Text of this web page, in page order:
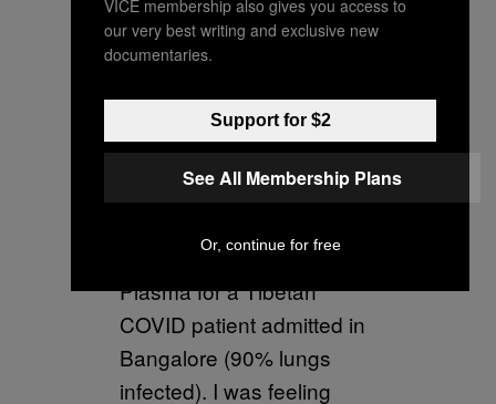
The situation is same
across most of the cities in
India. You are left to fend
my day today trying to get
Plasma for a Tibetan
COVID patient admitted in
Bangalore (90% lungs
infected). I was feeling
VICE membership also gives you access to
our very best writing and exclusive new
documentaries.
Support for $2
See All Membership Plans
Or, continue for free